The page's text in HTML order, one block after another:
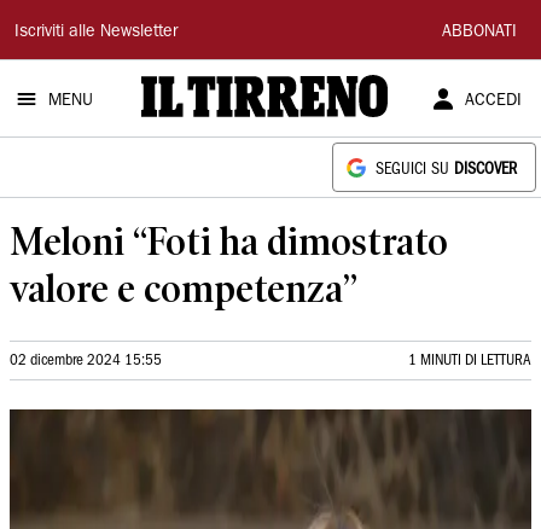
Il
Tirreno
Iscriviti alle Newsletter ABBONATI
MENU ACCEDI
SEGUICI SU DISCOVER
Meloni “Foti ha dimostrato
valore e competenza”
02 dicembre 2024 15:55 1 MINUTI DI LETTURA